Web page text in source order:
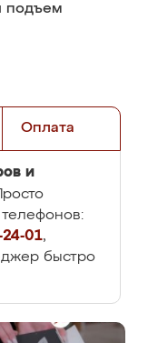
подъем
Оплата
и
24-01,
быстро